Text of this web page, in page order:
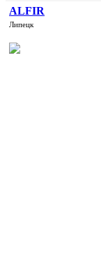
ALFIR
Липецк